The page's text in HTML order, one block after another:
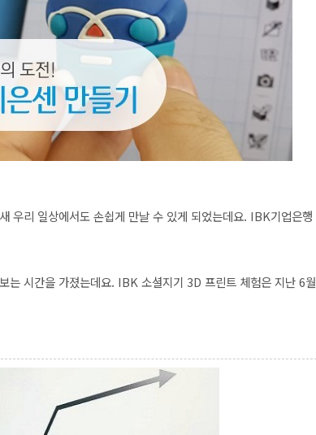
우리 일상에서도 손쉽게 만날 수 있게 되었는데요. IBK기업은행
는 시간을 가졌는데요. IBK 소셜지기 3D 프린트 체험은 지난 6월